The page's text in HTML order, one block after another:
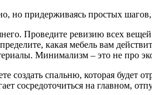
но придерживаясь простых
Проведите ревизию всех вещей
какая мебель вам
Минимализм – это не про
создать спальню, которая будет
сосредоточиться на главном,